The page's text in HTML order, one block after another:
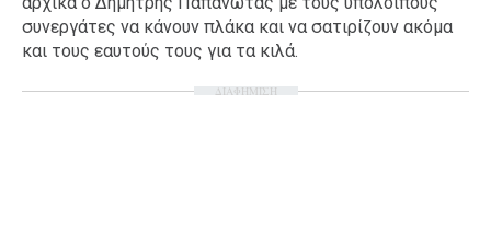
Food
Body+Mind
Ταξίδια
Style
Σπίτι
Family
συνεργάτες να κάνουν πλάκα και να σατιρίζουν ακόμα
και τους εαυτούς τους για τα κιλά.
ΔΙΑΦΗΜΙΣΗ